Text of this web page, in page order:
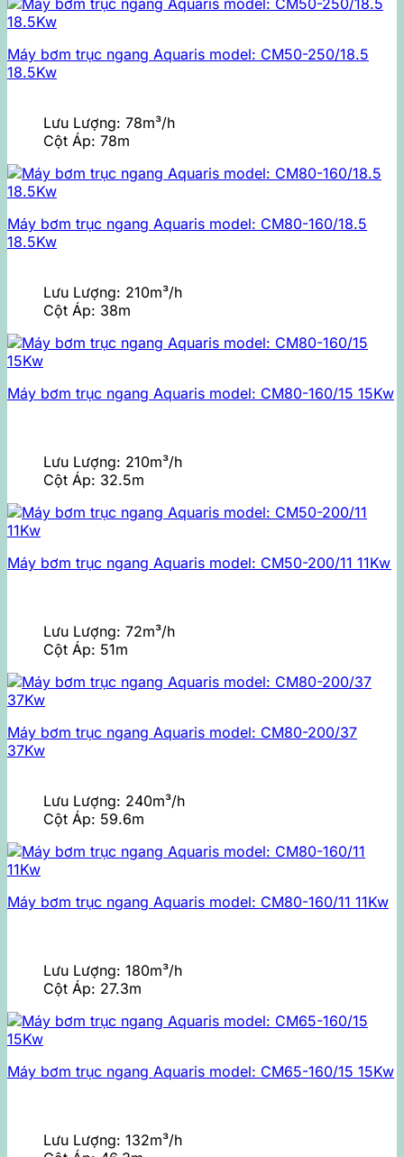
Máy bơm trục ngang Aquaris model: CM50-250/18.5
18.5Kw
Lưu Lượng: 78m³/h
Cột Áp: 78m
Máy bơm trục ngang Aquaris model: CM80-160/18.5
18.5Kw
Lưu Lượng: 210m³/h
Cột Áp: 38m
Máy bơm trục ngang Aquaris model: CM80-160/15 15Kw
Lưu Lượng: 210m³/h
Cột Áp: 32.5m
Máy bơm trục ngang Aquaris model: CM50-200/11 11Kw
Lưu Lượng: 72m³/h
Cột Áp: 51m
Máy bơm trục ngang Aquaris model: CM80-200/37
37Kw
Lưu Lượng: 240m³/h
Cột Áp: 59.6m
Máy bơm trục ngang Aquaris model: CM80-160/11 11Kw
Lưu Lượng: 180m³/h
Cột Áp: 27.3m
Máy bơm trục ngang Aquaris model: CM65-160/15 15Kw
Lưu Lượng: 132m³/h